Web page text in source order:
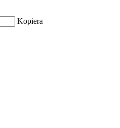
Kopiera